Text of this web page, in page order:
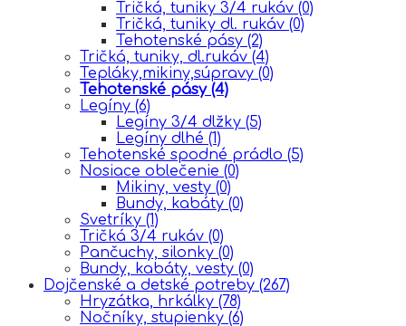
Tričká, tuniky 3/4 rukáv (0)
Tričká, tuniky dl. rukáv (0)
Tehotenské pásy (2)
Tričká, tuniky, dl.rukáv (4)
Tepláky,mikiny,súpravy (0)
Tehotenské pásy (4)
Legíny (6)
Legíny 3/4 dlžky (5)
Legíny dlhé (1)
Tehotenské spodné prádlo (5)
Nosiace oblečenie (0)
Mikiny, vesty (0)
Bundy, kabáty (0)
Svetríky (1)
Tričká 3/4 rukáv (0)
Pančuchy, silonky (0)
Bundy, kabáty, vesty (0)
Dojčenské a detské potreby (267)
Hryzátka, hrkálky (78)
Nočníky, stupienky (6)